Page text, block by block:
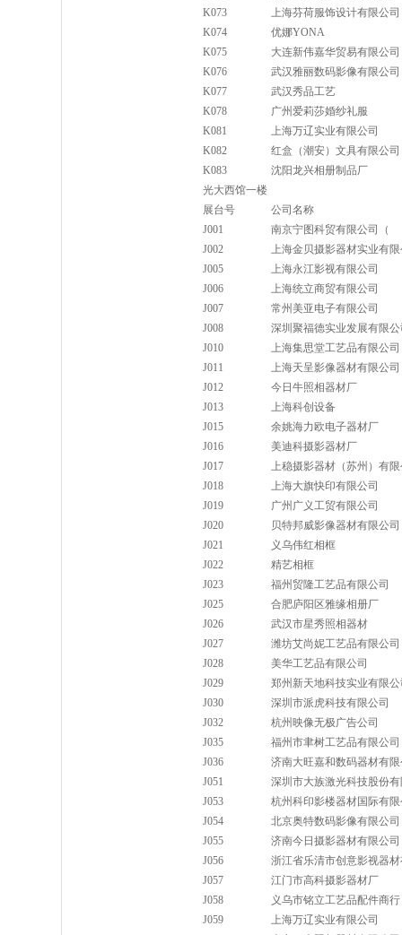
K073
上海芬荷服饰设计有限公司
K074
优娜YONA
K075
大连新伟嘉华贸易有限公司
K076
武汉雅丽数码影像有限公司
K077
武汉秀品工艺
K078
广州爱莉莎婚纱礼服
K081
上海万辽实业有限公司
K082
红盒（潮安）文具有限公司
K083
沈阳龙兴相册制品厂
光大西馆一楼
展台号
公司名称
J001
南京宁图科贸有限公司（
J002
上海金贝摄影器材实业有
J005
上海永江影视有限公司
J006
上海统立商贸有限公司
J007
常州美亚电子有限公司
J008
深圳聚福德实业发展有限
J010
上海集思堂工艺品有限公司
J011
上海天呈影像器材有限公司
J012
今日牛照相器材厂
J013
上海科创设备
J015
余姚海力欧电子器材厂
J016
美迪科摄影器材厂
J017
上稳摄影器材（苏州）有
J018
上海大旗快印有限公司
J019
广州广义工贸有限公司
J020
贝特邦威影像器材有限公司
J021
义乌伟红相框
J022
精艺相框
J023
福州贸隆工艺品有限公司
J025
合肥庐阳区雅缘相册厂
J026
武汉市星秀照相器材
J027
潍坊艾尚妮工艺品有限公司
J028
美华工艺品有限公司
J029
郑州新天地科技实业有限
J030
深圳市派虎科技有限公司
J032
杭州映像无极广告公司
J035
福州市聿树工艺品有限公司
J036
济南大旺嘉和数码器材有
J051
深圳市大族激光科技股份
J053
杭州科印影楼器材国际有
J054
北京奥特数码影像有限公司
J055
济南今日摄影器材有限公司
J056
浙江省乐清市创意影视器
J057
江门市高科摄影器材厂
J058
义乌市铭立工艺品配件商行
J059
上海万辽实业有限公司